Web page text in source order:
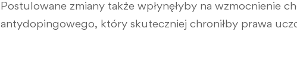
Postulowane zmiany także wpłynęłyby na wzmocnienie
antydopingowego, który skuteczniej chroniłby prawa